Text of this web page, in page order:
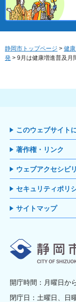
静岡市トップページ > 健
発 > 9月は健康増進普及月
このウェブサイト
著作権・リンク
ウェブアクセシビ
セキュリティポリ
サイトマップ
開庁時間：月曜日か
閉庁日：土曜日、日